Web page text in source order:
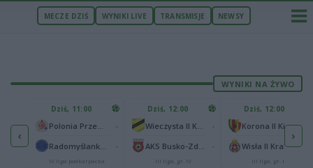
MECZE DZIŚ WYNIKI LIVE TRANSMISJE NEWSY
WYNIKI NA ŻYWO
‹
1
1
Dziś, 11:00
IV liga podkarpacka
Dziś, 12:00
III liga, gr. IV
Dziś, 12:00
Korona II Kielce
Wisła II Kraków
III liga, gr. IV
›